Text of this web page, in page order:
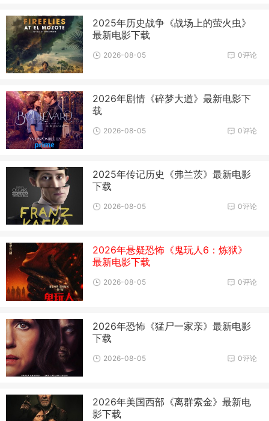
2025年历史战争《战场上的萤火虫》
最新电影下载
0评论
2026-08-05
2026年剧情《碎梦大道》最新电影下
载
0评论
2026-08-05
2025年传记历史《弗兰茨》最新电影
下载
0评论
2026-08-05
2026年悬疑恐怖《鬼玩人6：炼狱》
最新电影下载
0评论
2026-08-05
2026年恐怖《猛尸一家亲》最新电影
下载
0评论
2026-08-05
2026年美国西部《离群索金》最新电
影下载